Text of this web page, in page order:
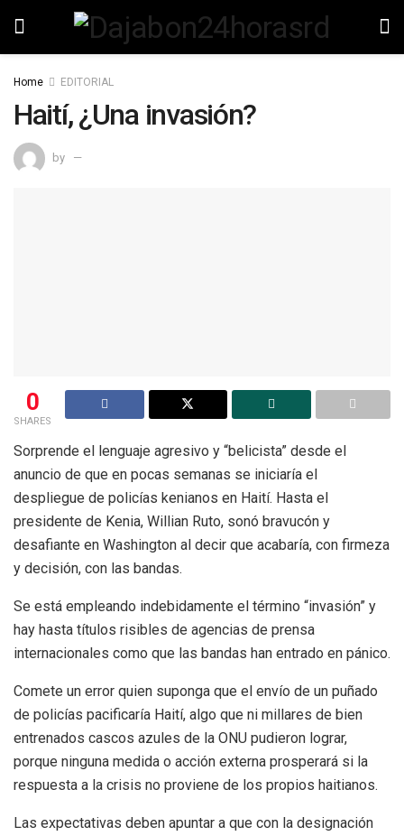
Home EDITORIAL
Haití, ¿Una invasión?
by
0
SHARES
Sorprende el lenguaje agresivo y “belicista” desde el
anuncio de que en pocas semanas se iniciaría el
despliegue de policías kenianos en Haití. Hasta el
presidente de Kenia, Willian Ruto, sonó bravucón y
desafiante en Washington al decir que acabaría, con firmeza
y decisión, con las bandas.
Se está empleando indebidamente el término “invasión” y
hay hasta títulos risibles de agencias de prensa
internacionales como que las bandas han entrado en pánico.
Comete un error quien suponga que el envío de un puñado
de policías pacificaría Haití, algo que ni millares de bien
entrenados cascos azules de la ONU pudieron lograr,
porque ninguna medida o acción externa prosperará si la
respuesta a la crisis no proviene de los propios haitianos.
Las expectativas deben apuntar a que con la designación